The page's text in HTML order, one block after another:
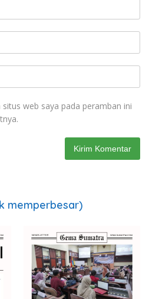
web saya pada peramban ini
memperbesar)